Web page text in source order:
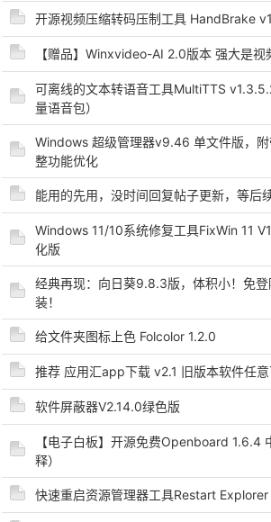
po
jie.
开源视频压缩转码压制工具 HandBrake
【赠品】Winxvideo-AI 2.0版本 强大是视
可离线的文本转语音工具MultiTTS
量语音包）
Windows 超级管理器v9.46 单文件版，
整功能优化
能用的先用，没时间回复帖子更新，等后
Windows 11/10系统修复工具FixWin 11
化版
经典再现：向日葵9.8.3版，体积小！免
装！
给文件夹图标上色 Folcolor 1.2.0
推荐 应用汇app下载 v2.1 旧版本软件任
软件屏蔽器V2.14.0绿色版
【电子白板】开源免费Openboard 1.6.4
释）
快速重启资源管理器工具Restart Explorer